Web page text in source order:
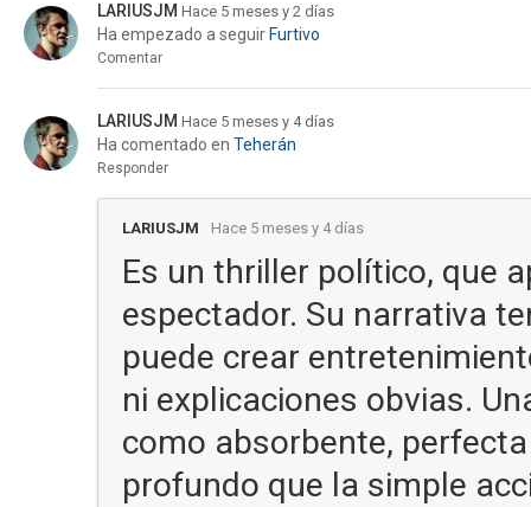
LARIUSJM Hace 5 meses y 2 días
Ha empezado a seguir Furtivo
Comentar
LARIUSJM Hace 5 meses y 4 días
Ha comentado en Teherán
Responder
LARIUSJM Hace 5 meses y 4 días
Es un thriller político, que
espectador. Su narrativa
puede crear
ni explicaciones obvias.
como absorbente,
profundo que la simple